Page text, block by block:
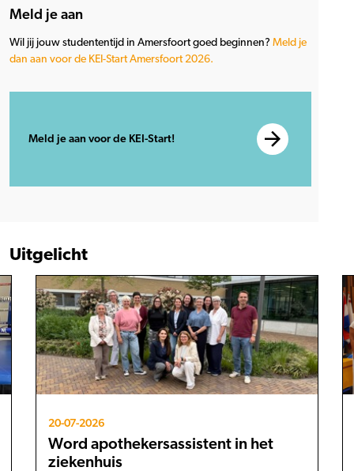
Meld je aan
Wil jij jouw studententijd in Amersfoort goed beginnen? Meld je
dan aan voor de KEI-Start Amersfoort 2026.
Meld je aan voor de KEI-Start!
Uitgelicht
20-07-2026
Word apothekersassistent in het
ziekenhuis